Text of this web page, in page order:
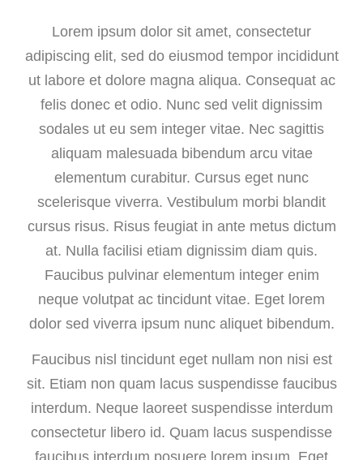
Lorem ipsum dolor sit amet, consectetur
adipiscing elit, sed do eiusmod tempor incididunt
ut labore et dolore magna aliqua. Consequat ac
felis donec et odio. Nunc sed velit dignissim
sodales ut eu sem integer vitae. Nec sagittis
aliquam malesuada bibendum arcu vitae
elementum curabitur. Cursus eget nunc
scelerisque viverra. Vestibulum morbi blandit
cursus risus. Risus feugiat in ante metus dictum
at. Nulla facilisi etiam dignissim diam quis.
Faucibus pulvinar elementum integer enim
neque volutpat ac tincidunt vitae. Eget lorem
dolor sed viverra ipsum nunc aliquet bibendum.
Faucibus nisl tincidunt eget nullam non nisi est
sit. Etiam non quam lacus suspendisse faucibus
interdum. Neque laoreet suspendisse interdum
consectetur libero id. Quam lacus suspendisse
faucibus interdum posuere lorem ipsum. Eget